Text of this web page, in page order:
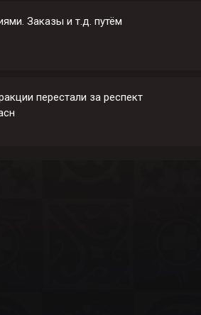
Заказы и т.д. путём
перестали за респект